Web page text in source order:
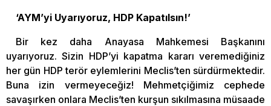
‘AYM’yi Uyarıyoruz, HDP Kapatılsın!’
Bir kez daha Anayasa Mahkemesi Başkanını
uyarıyoruz. Sizin HDP’yi kapatma kararı veremediğiniz
her gün HDP terör eylemlerini Meclis’ten sürdürmektedir.
Buna izin vermeyeceğiz! Mehmetçiğimiz cephede
savaşırken onlara Meclis’ten kurşun sıkılmasına müsaade